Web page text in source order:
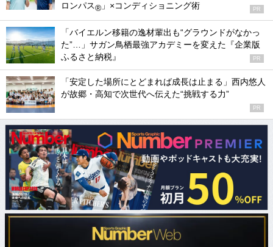
ロンパス® 」×コンディショニング術 PR
「バイエルン移籍の逸材輩出も“グラウンドがなかっ
た”…」サガン鳥栖最強アカデミーを変えた『企業版
ふるさと納税』
PR
「安定した場所にとどまれば成長は止まる」西内悠人
が故郷・高知で次世代へ伝えた“挑戦する力”
PR